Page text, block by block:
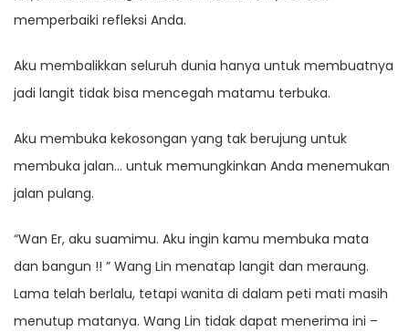
memperbaiki refleksi Anda.
Aku membalikkan seluruh dunia hanya untuk membuatnya
jadi langit tidak bisa mencegah matamu terbuka.
Aku membuka kekosongan yang tak berujung untuk
membuka jalan… untuk memungkinkan Anda menemukan
jalan pulang.
“Wan Er, aku suamimu. Aku ingin kamu membuka mata
dan bangun !! ” Wang Lin menatap langit dan meraung.
Lama telah berlalu, tetapi wanita di dalam peti mati masih
menutup matanya. Wang Lin tidak dapat menerima ini –